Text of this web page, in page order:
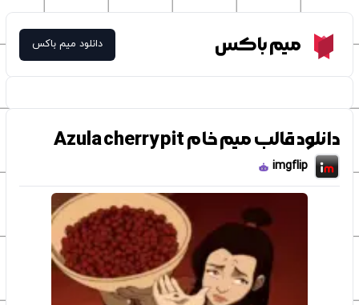
Meme Boxمیم باکس دانلود میم باکس
دانلود قالب میم خام Azula cherry pit
imgflip